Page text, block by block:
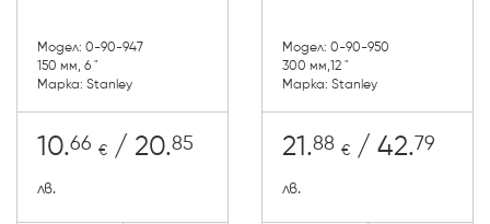
Модел: 0-90-947
150 мм, 6 "
Марка: Stanley
10.66 € / 20.85
лв.
Модел: 0-90-950
300 мм,12 "
Марка: Stanley
21.88 € / 42.79
лв.